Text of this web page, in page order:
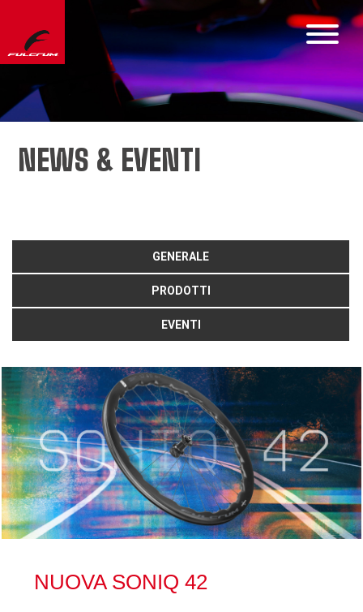
NEWS & EVENTI
GENERALE
PRODOTTI
EVENTI
NUOVA SONIQ 42